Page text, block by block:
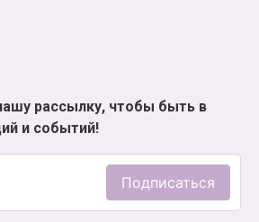
рассылку, чтобы быть в
и событий!
Подписаться